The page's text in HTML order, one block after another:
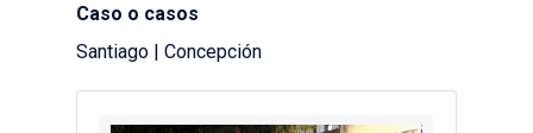
Caso o casos
Santiago | Concepción